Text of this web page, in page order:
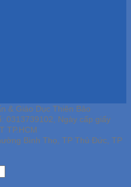
& Giáo Dục Thiên Bảo
0313739102, Ngày cấp giấy
TP.HCM
Bình Thọ, TP Thủ Đức, TP